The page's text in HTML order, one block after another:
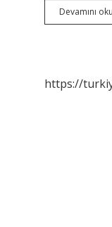
Devamını
https://